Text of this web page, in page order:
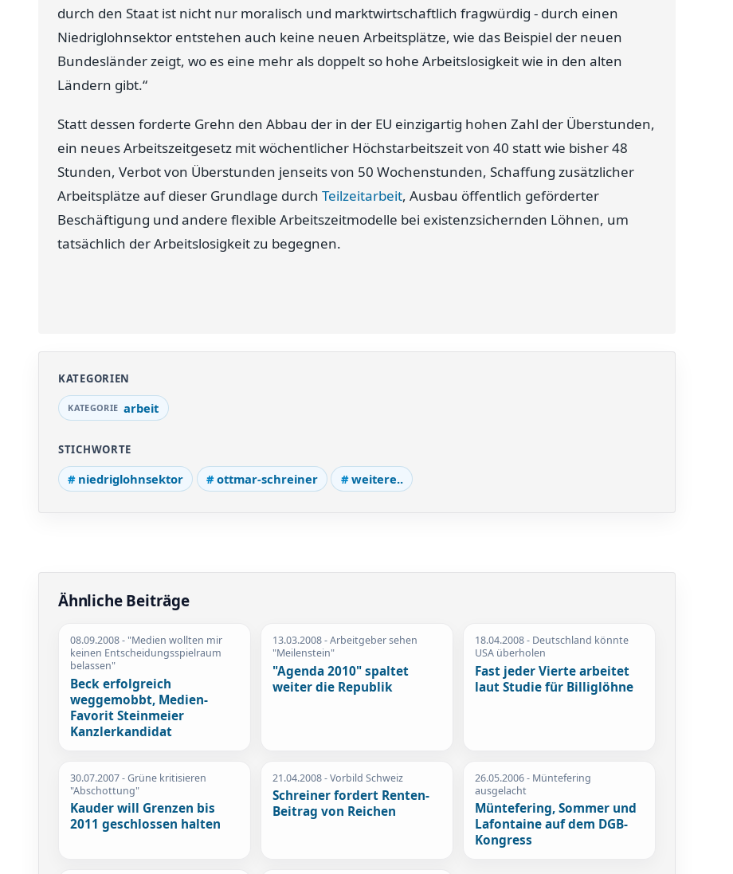
durch den Staat ist nicht nur moralisch und marktwirtschaftlich fragwürdig - durch einen
Niedriglohnsektor entstehen auch keine neuen Arbeitsplätze, wie das Beispiel der neuen
Bundesländer zeigt, wo es eine mehr als doppelt so hohe Arbeitslosigkeit wie in den alten
Ländern gibt.“
Statt dessen forderte Grehn den Abbau der in der EU einzigartig hohen Zahl der Überstunden,
ein neues Arbeitszeitgesetz mit wöchentlicher Höchstarbeitszeit von 40 statt wie bisher 48
Stunden, Verbot von Überstunden jenseits von 50 Wochenstunden, Schaffung zusätzlicher
Arbeitsplätze auf dieser Grundlage durch Teilzeitarbeit, Ausbau öffentlich geförderter
Beschäftigung und andere flexible Arbeitszeitmodelle bei existenzsichernden Löhnen, um
tatsächlich der Arbeitslosigkeit zu begegnen.
KATEGORIEN
arbeit
STICHWORTE
niedriglohnsektor ottmar-schreiner weitere..
Ähnliche Beiträge
08.09.2008- "Medien wollten mir
keinen Entscheidungsspielraum
belassen"
Beck erfolgreich
weggemobbt, Medien-
Favorit Steinmeier
Kanzlerkandidat
13.03.2008- Arbeitgeber sehen
"Meilenstein"
"Agenda 2010" spaltet
weiter die Republik
18.04.2008- Deutschland könnte
USA überholen
Fast jeder Vierte arbeitet
laut Studie für Billiglöhne
30.07.2007- Grüne kritisieren
"Abschottung"
Kauder will Grenzen bis
2011 geschlossen halten
21.04.2008- Vorbild Schweiz
Schreiner fordert Renten-
Beitrag von Reichen
26.05.2006- Müntefering
ausgelacht
Müntefering, Sommer und
Lafontaine auf dem DGB-
Kongress